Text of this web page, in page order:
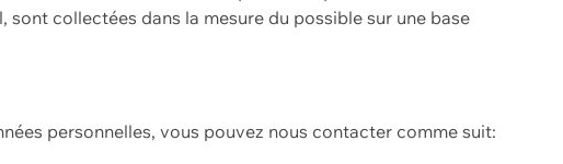
collectées dans la mesure du possible sur une base
personnelles, vous pouvez nous contacter comme suit: